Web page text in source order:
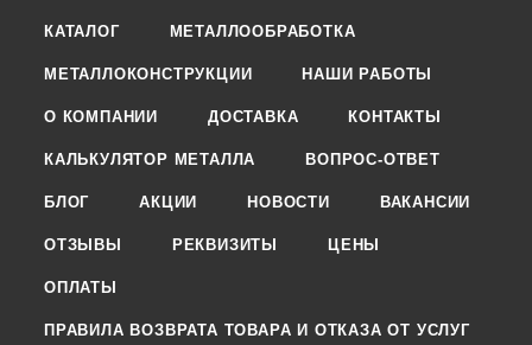
КАТАЛОГ МЕТАЛЛООБРАБОТКА
МЕТАЛЛОКОНСТРУКЦИИ НАШИ РАБОТЫ
О КОМПАНИИ ДОСТАВКА КОНТАКТЫ
КАЛЬКУЛЯТОР МЕТАЛЛА ВОПРОС-ОТВЕТ
БЛОГ АКЦИИ НОВОСТИ ВАКАНСИИ
ОТЗЫВЫ РЕКВИЗИТЫ ЦЕНЫ
ОПЛАТЫ
ПРАВИЛА ВОЗВРАТА ТОВАРА И ОТКАЗА ОТ УСЛУГ